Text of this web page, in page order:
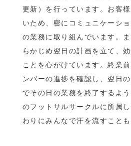
更新）を行っています。お客
いため、密にコミュニケーシ
の業務に取り組んでいます。
らかじめ翌日の計画を立て、
ことを心がけています。終業
ンバーの進捗を確認し、翌日
でその日の業務を終了するよ
のフットサルサークルに所属
わりにみんなで汗を流すことも